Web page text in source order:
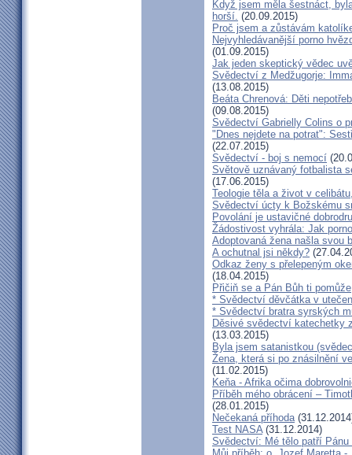
Když jsem měla šestnáct,
horší. (20.09.2015)
Proč jsem a zůstávám
Nejvyhledávanější porno
(01.09.2015)
Jak jeden skeptický vědec
Svědectví z Medžugorje:
(13.08.2015)
Beáta Chrenová: Děti
(09.08.2015)
Svědectví Gabrielly Colins o
"Dnes nejdete na potrat":
(22.07.2015)
Svědectví - boj s nemocí
Světově uznávaný fotbalista
(17.06.2015)
Teologie těla a život v
Svědectví úcty k Božskému
Povolání je ustavičné
Žádostivost vyhrála: Jak
Adoptovaná žena našla svou
A ochutnal jsi někdy?
Odkaz ženy s přelepeným
(18.04.2015)
Přičiň se a Pán Bůh ti pomůže
* Svědectví děvčátka v
* Svědectví bratra syrských
Děsivé svědectví katechetky
(13.03.2015)
Byla jsem satanistkou
Žena, která si po znásilnění
(11.02.2015)
Keňa - Afrika očima
Příběh mého obrácení –
(28.01.2015)
Nečekaná příhoda
Test NASA (31.12.2014)
Svědectví: Mé tělo patří